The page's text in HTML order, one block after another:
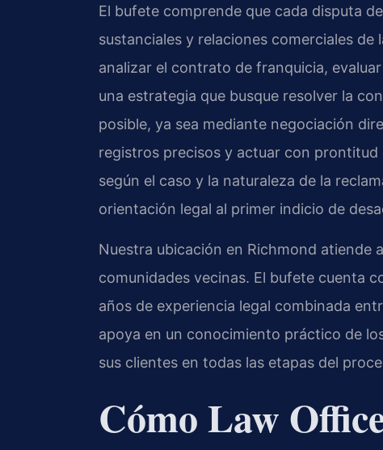
El bufete comprende que cada disputa
sustanciales y relaciones comerciales
analizar el contrato de franquicia,
una estrategia que busque resolver la
posible, ya sea mediante negociación
registros precisos y actuar con
según el caso y la naturaleza de la
orientación legal al primer indicio de
Nuestra ubicación en Richmond atiende
comunidades vecinas. El bufete cuenta
años de experiencia legal combinada
apoya en un conocimiento práctico de
sus clientes en todas las etapas del
Cómo Law